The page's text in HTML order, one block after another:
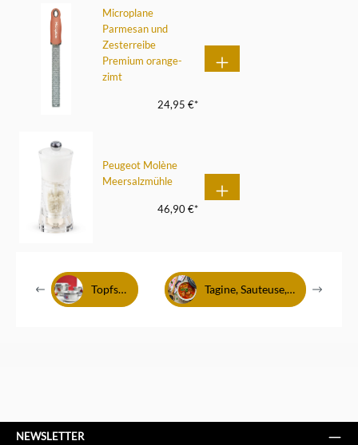
Microplane
Parmesan und
Zesterreibe
Premium orange-
zimt
24,95 €*
Peugeot Molène
Meersalzmühle
46,90 €*
Topfsets im Test Tagine, Sauteuse, Cocotte und Co.
NEWSLETTER